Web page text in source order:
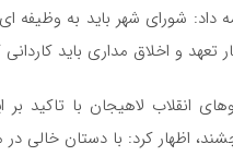
داد: شورای شهر باید به
و اخلاق مداری باید کاردانی
انقلاب لاهیجان با
اظهار کرد: با دستان خالی در